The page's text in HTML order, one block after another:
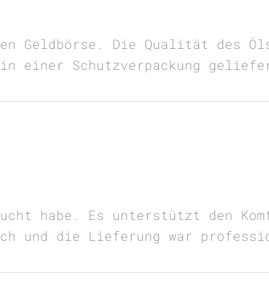
Geldbörse. Die Qualität des
einer Schutzverpackung
habe. Es unterstützt den
und die Lieferung war